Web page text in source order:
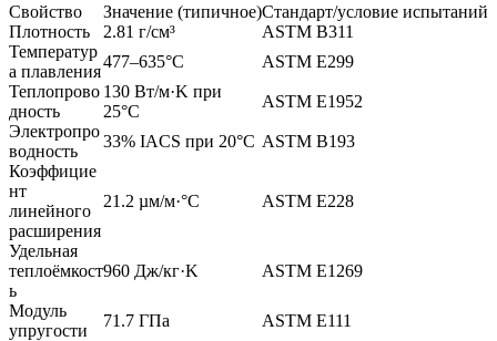
Свойство Значение (типичное)Стандарт/условие испытаний
Плотность
2.81 г/см³
ASTM B311
Температур
а плавления
477–635°C
ASTM E299
Теплопрово
дность
130 Вт/м·K при
25°C
ASTM E1952
Электропро
водность
33% IACS при 20°C ASTM B193
Коэффицие
нт
линейного
расширения
21.2 µм/м·°C ASTM E228
Удельная
теплоёмкост
ь
960 Дж/кг·K ASTM E1269
Модуль
упругости
71.7 ГПа ASTM E111